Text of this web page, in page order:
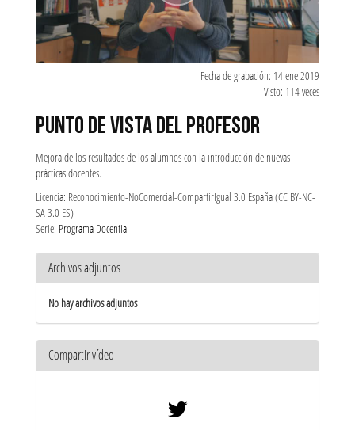
Fecha de grabación: 14 ene 2019
Visto: 114 veces
PUNTO DE VISTA DEL PROFESOR
Mejora de los resultados de los alumnos con la introducción de nuevas
prácticas docentes.
Licencia: Reconocimiento-NoComercial-CompartirIgual 3.0 España (CC BY-NC-
SA 3.0 ES)
Serie: Programa Docentia
Archivos adjuntos
No hay archivos adjuntos
Compartir vídeo